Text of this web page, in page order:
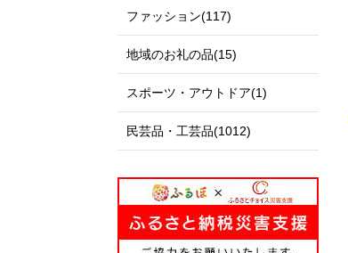
ファッション(117)
地域のお礼の品(15)
スポーツ・アウトドア(1)
民芸品・工芸品(1012)